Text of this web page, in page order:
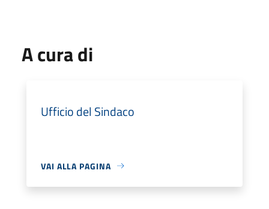
A cura di
Ufficio del Sindaco
VAI ALLA PAGINA